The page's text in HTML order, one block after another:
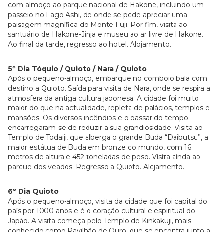
com almoço ao parque nacional de Hakone, incluindo um
passeio no Lago Ashi, de onde se pode apreciar uma
paisagem magnífica do Monte Fuji. Por fim, visita ao
santuário de Hakone-Jinja e museu ao ar livre de Hakone.
Ao final da tarde, regresso ao hotel. Alojamento.
5º Dia Tóquio / Quioto / Nara / Quioto
Após o pequeno-almoço, embarque no comboio bala com
destino a Quioto. Saída para visita de Nara, onde se respira a
atmosfera da antiga cultura japonesa. A cidade foi muito
maior do que na actualidade, repleta de palácios, templos e
mansões. Os diversos incêndios e o passar do tempo
encarregaram-se de reduzir a sua grandiosidade. Visita ao
Templo de Todaiji, que alberga o grande Buda “Daibutsu”, a
maior estátua de Buda em bronze do mundo, com 16
metros de altura e 452 toneladas de peso. Visita ainda ao
parque dos veados. Regresso a Quioto. Alojamento.
6º Dia Quioto
Após o pequeno-almoço, visita da cidade que foi capital do
país por 1000 anos e é o coração cultural e espiritual do
Japão. A visita começa pelo Templo de Kinkakuji, mais